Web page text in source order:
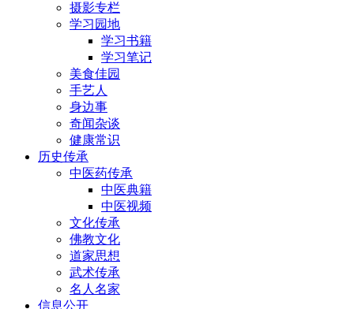
摄影专栏
学习园地
学习书籍
学习笔记
美食佳园
手艺人
身边事
奇闻杂谈
健康常识
历史传承
中医药传承
中医典籍
中医视频
文化传承
佛教文化
道家思想
武术传承
名人名家
信息公开